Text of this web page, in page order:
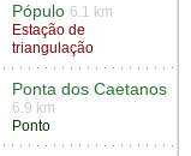
Pópulo 6.1 km
Estação de
triangulação
Ponta dos Caetanos
6.9 km
Ponto